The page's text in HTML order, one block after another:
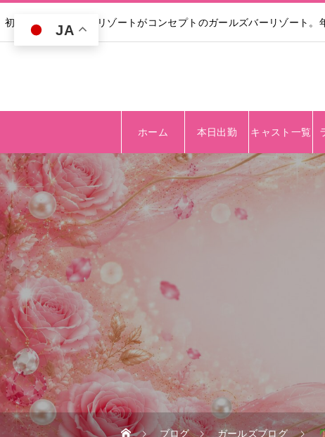
初回30分無料｜高級リゾートがコンセプトのガールズバーリゾート
ホーム 本日出勤 キャスト一覧
ブログ ガールズブログ
JA